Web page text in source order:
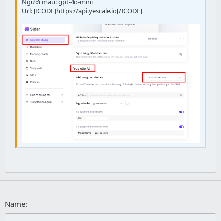
26
Trebuchet MS
Người mẫu: gpt-4o-mini
Url: [ICODE]https://api.yescale.io[/ICODE]
Name